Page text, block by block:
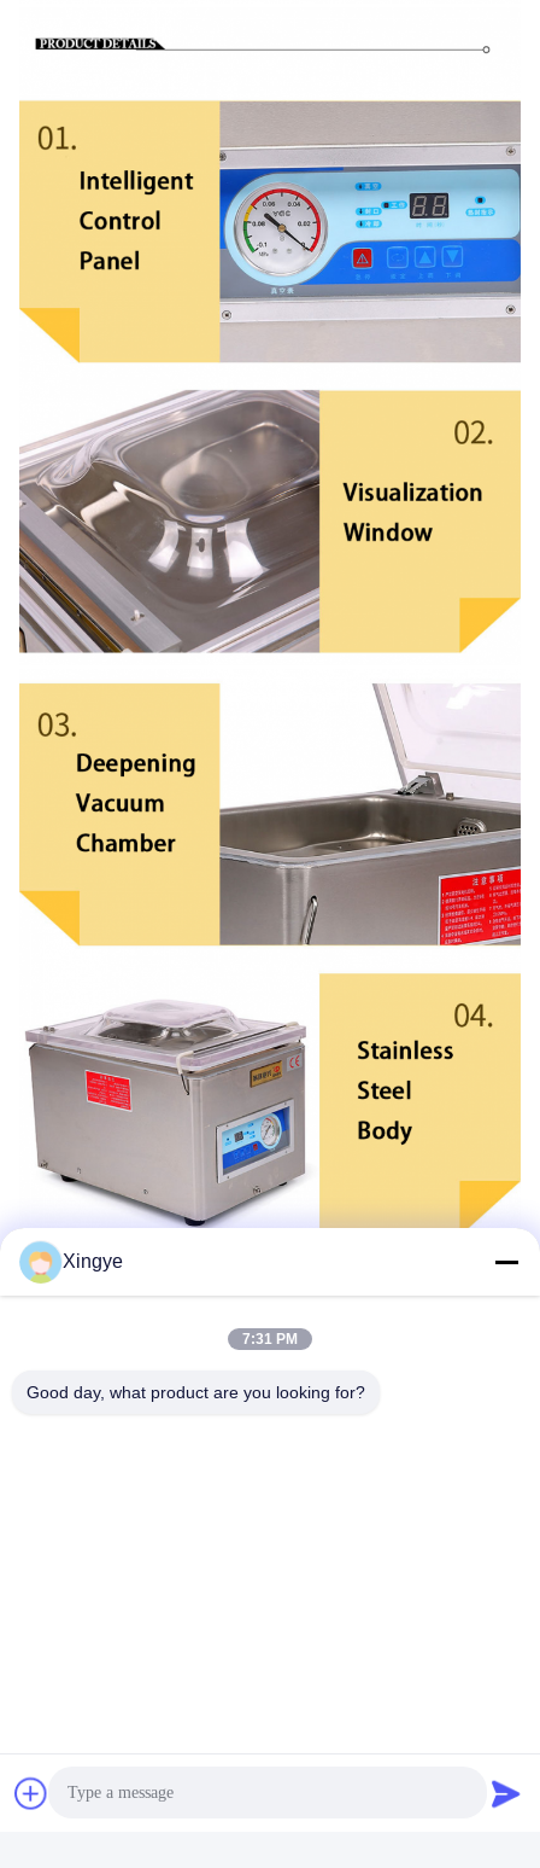
Xingye
7:31 PM
Good day, what product are you looking for?